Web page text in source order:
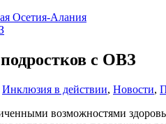
Осетия-Алания
с ОВЗ
Инклюзия в действии, Новости,
возможностями